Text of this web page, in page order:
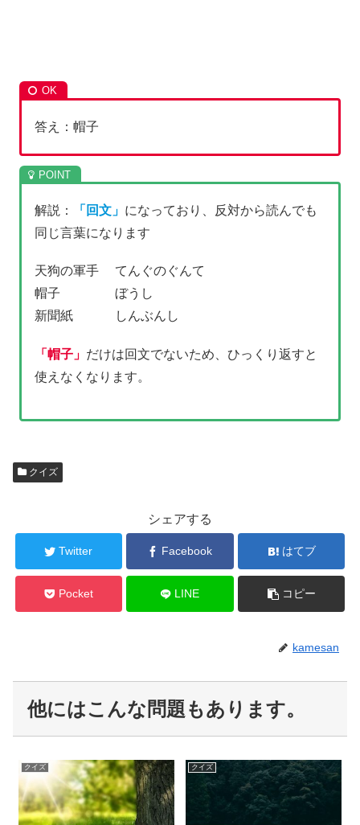
答え：帽子
解説： 「回文」 になっており、反対から読んでも
同じ言葉になります
天狗の軍手 てんぐのぐんて
帽子 ぼうし
新聞紙 しんぶんし
「帽子」 だけは回文でないため、ひっくり返すと
使えなくなります。
クイズ
シェアする
Twitter Facebook はてブ
Pocket LINE コピー
kamesan
他にはこんな問題もあります。
クイズ クイズ